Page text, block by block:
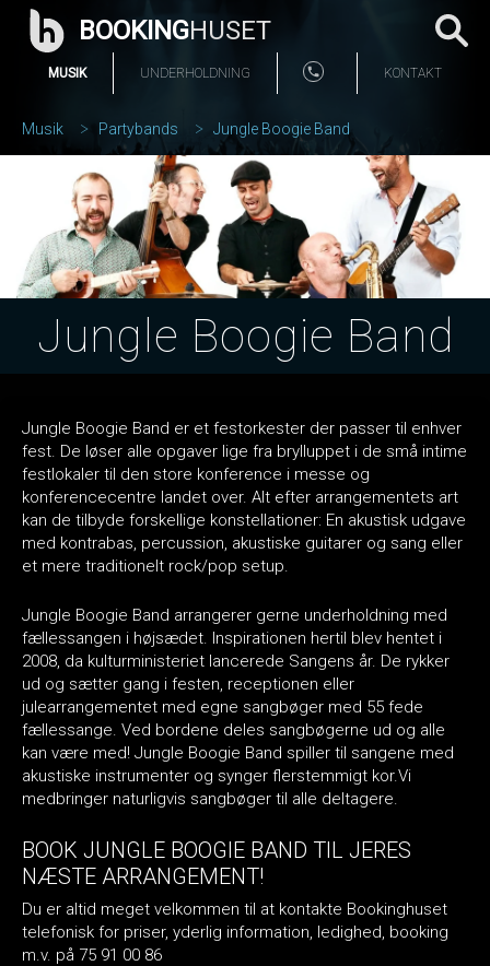
BOOKINGHUSET
MUSIK UNDERHOLDNING KONTAKT
Musik Partybands Jungle Boogie Band
Jungle Boogie Band
Jungle Boogie Band er et festorkester der passer til enhver
fest. De løser alle opgaver lige fra brylluppet i de små intime
festlokaler til den store konference i messe og
konferencecentre landet over. Alt efter arrangementets art
kan de tilbyde forskellige konstellationer: En akustisk udgave
med kontrabas, percussion, akustiske guitarer og sang eller
et mere traditionelt rock/pop setup.
Jungle Boogie Band arrangerer gerne underholdning med
fællessangen i højsædet. Inspirationen hertil blev hentet i
2008, da kulturministeriet lancerede Sangens år. De rykker
ud og sætter gang i festen, receptionen eller
julearrangementet med egne sangbøger med 55 fede
fællessange. Ved bordene deles sangbøgerne ud og alle
kan være med! Jungle Boogie Band spiller til sangene med
akustiske instrumenter og synger flerstemmigt kor.Vi
medbringer naturligvis sangbøger til alle deltagere.
BOOK JUNGLE BOOGIE BAND TIL JERES
NÆSTE ARRANGEMENT!
Du er altid meget velkommen til at kontakte Bookinghuset
telefonisk for priser, yderlig information, ledighed, booking
m.v. på 75 91 00 86